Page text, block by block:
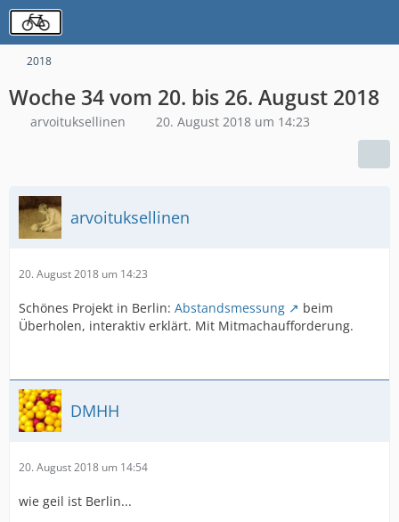
2018
Woche 34 vom 20. bis 26. August 2018
arvoituksellinen 20. August 2018 um 14:23
arvoituksellinen
20. August 2018 um 14:23
Schönes Projekt in Berlin: Abstandsmessung
beim
Überholen, interaktiv erklärt. Mit Mitmachaufforderung.
DMHH
20. August 2018 um 14:54
wie geil ist Berlin...